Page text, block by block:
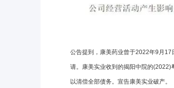
公告提到，康美药业曾于2022年9月17
请。康美实业收到的揭阳中院的(2022)
以清偿全部债务。宣告康美实业破产。